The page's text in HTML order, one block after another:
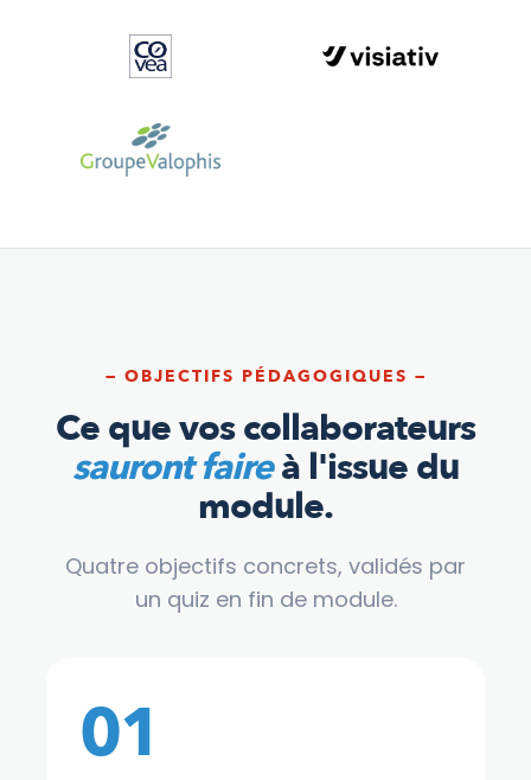
— OBJECTIFS PÉDAGOGIQUES —
Ce que vos collaborateurs
sauront faireà l'issue du
module.
Quatre objectifs concrets, validés par
un quiz en fin de module.
01